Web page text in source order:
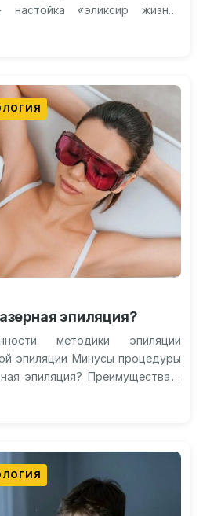
«эликсир жизни»
эпиляция?
методики эпиляции
эпиляции Минусы процедуры
эпиляция? Преимущества и